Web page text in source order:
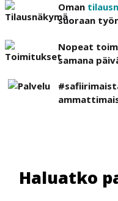
Oman
suoraan
Nopeat
samana
Haluatko